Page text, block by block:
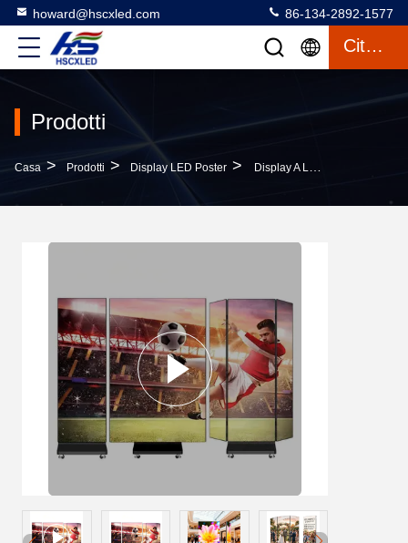
howard@hscxled.com 86-134-2892-1577
Citazione
Prodotti
Casa > Prodotti > Display LED Poster > Display A LED Pieghevole A Tri Pieghe Schermo LED Pieghevole Display A LED A Doppia Faccia